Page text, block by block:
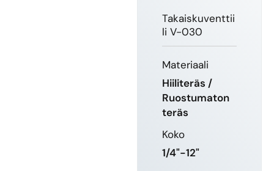
Takaiskuventtii
li V-030
Materiaali
Hiiliteräs /
Ruostumaton
teräs
Koko
1/4"-12"